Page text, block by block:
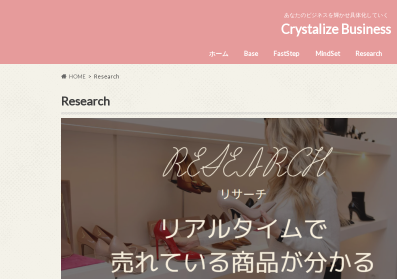
あなたのビジネスを輝かせ具体化していく
Crystalize Business
ホーム Base FastStep MindSet Research
HOME Research
Research